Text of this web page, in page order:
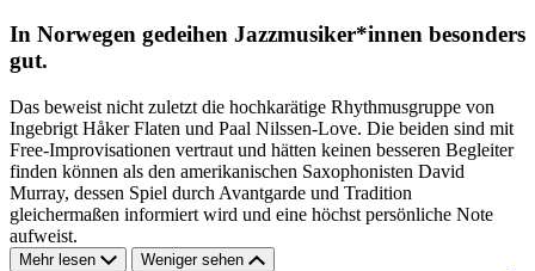
In Norwegen gedeihen Jazzmusiker*innen besonders
gut.
Das beweist nicht zuletzt die hochkarätige Rhythmusgruppe von
Ingebrigt Håker Flaten und Paal Nilssen-Love. Die beiden sind mit
Free-Improvisationen vertraut und hätten keinen besseren Begleiter
finden können als den amerikanischen Saxophonisten David
Murray, dessen Spiel durch Avantgarde und Tradition
gleichermaßen informiert wird und eine höchst persönliche Note
aufweist.
Mehr lesen Weniger sehen